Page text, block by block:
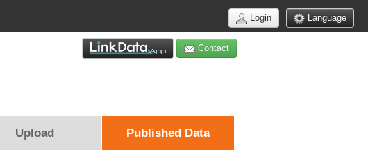
Language
Login
Contact
Upload Published Data